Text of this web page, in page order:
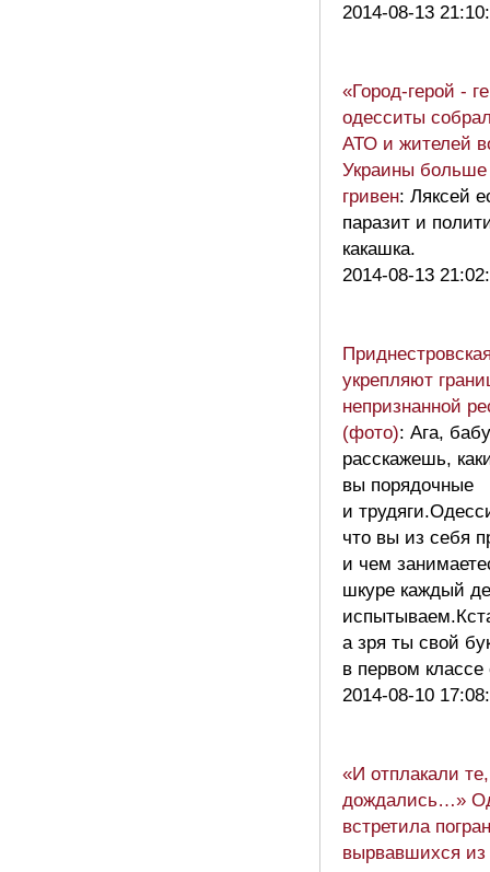
2014-08-13
«Город-герой -
одесситы
АТО и жителей
Украины больше
гривен: Ляксей
паразит и
какашка.
2014-08-13
укрепляют
непризнанной
(фото): Ага,
расскажешь,
вы порядочные
и
что вы из себя
и чем
шкуре каждый
а зря ты свой
в первом
2014-08-10
«И отплакали те,
дождались…»
встретила
вырвавшихся из